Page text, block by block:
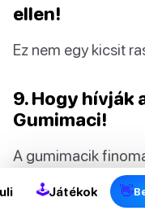
2
ellen!
Ez nem egy kicsit
9. Hogy hívják
Gumimaci!
A gumimacik
10. Hogy
🕹Játékok 👋